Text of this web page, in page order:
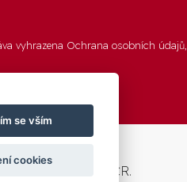
vyhrazena Ochrana osobních údajů,
modernizaci obcí ČR.
se vším
cookies